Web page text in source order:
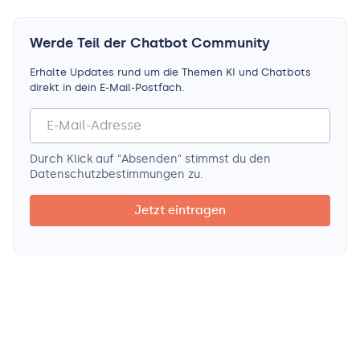
Werde Teil der Chatbot Community
Erhalte Updates rund um die Themen KI und Chatbots
direkt in dein E-Mail-Postfach.
Durch Klick auf "Absenden" stimmst du den
Datenschutz­bestimmungen zu.